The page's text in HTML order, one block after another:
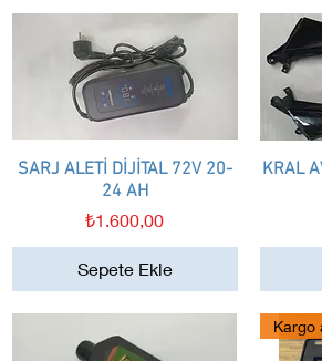
Hızlı Bakış
SARJ ALETİ DİJİTAL 72V 20-
24 AH
Fiyat
₺1.600,00
Sepete Ekle
KRAL
Kargo